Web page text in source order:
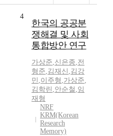
4
한국의 공공분
쟁해결 및 사회
통합방안 연구
가상준,신은종,전
형준,김재신 ,김강
민 ,이주형 ,가상준,
김학린 ,안순철 ,임
재형
NRF
KRM(Korean
Research
Memory)